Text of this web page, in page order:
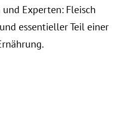
Experten: Fleisch
essentieller Teil einer